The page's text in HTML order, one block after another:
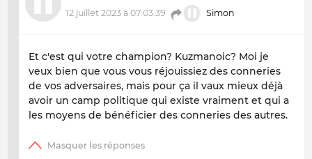
12 juillet 2023 à 07:03:39 Simon
Et c'est qui votre champion? Kuzmanoic? Moi je
veux bien que vous vous réjouissiez des conneries
de vos adversaires, mais pour ça il vaux mieux déjà
avoir un camp politique qui existe vraiment et qui a
les moyens de bénéficier des conneries des autres.